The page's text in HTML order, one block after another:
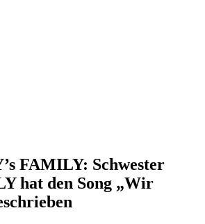
FAMILY: Schwester
hat den Song „Wir